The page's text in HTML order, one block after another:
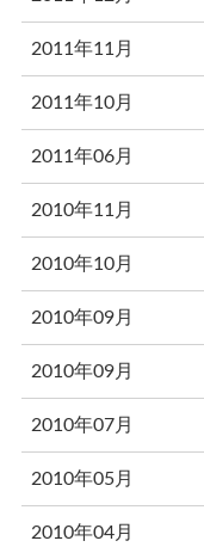
2011年11月
2011年10月
2011年06月
2010年11月
2010年10月
2010年09月
2010年09月
2010年07月
2010年05月
2010年04月